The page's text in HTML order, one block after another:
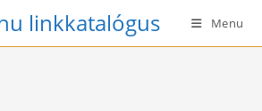
linkkatalógus Menu